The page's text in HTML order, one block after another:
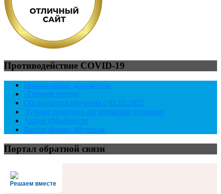
Противодействие COVID-19
Нормативные документы
«Горячая линия»
Организация обучения с 02.02.2022
Лучшие практики организации обучения
Акция #МыВместе
Выбор формы обучения
Портал обратной связи
Решаем вместе